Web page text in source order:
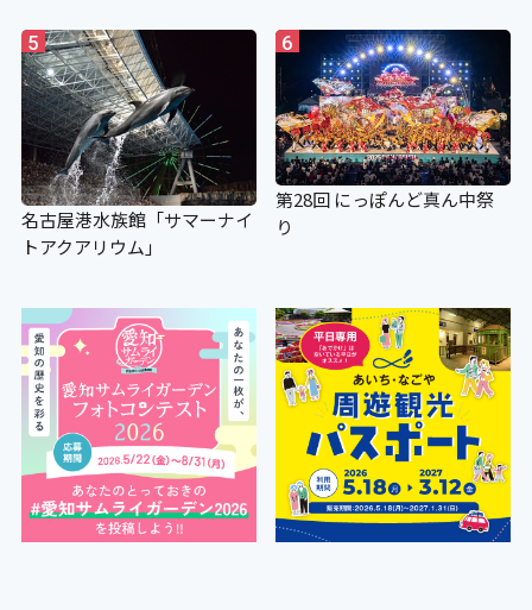
5
名古屋港水族館「サマーナイ
トアクアリウム」
6
第28回 にっぽんど真ん中祭
り